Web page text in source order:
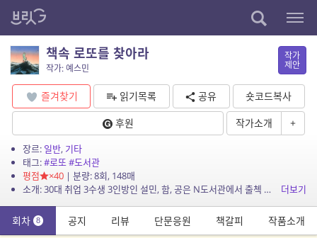
책속 로또를 찾아라
작가: 예스민
작가
제안
즐겨찾기 읽기목록 공유
숏코드복사
후원
작가소개 +
장르: 일반, 기타
태그:#로또#도서관
평점
×40| 분량: 8회, 148매
소개: 30대 취업 3수생 3인방인 설민, 함, 공은 N도서관에서 출첵 스터디중이다. 그러던 중 당첨된 로또가 도서관안에 숨겨져 있다는 소식을 듣는데…
더보기
회차 8 공지 리뷰 단문응원 책갈피 작품소개